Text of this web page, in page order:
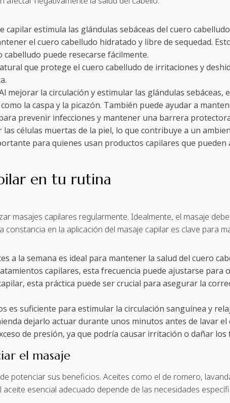
capilar estimula las glándulas sebáceas del cuero
el cuero cabelludo hidratado y libre de sequedad.
puede resecarse fácilmente.
que protege el cuero cabelludo de irritaciones y
mejorar la circulación y estimular las glándulas sebáceas,
la caspa y la picazón. También puede ayudar a
prevenir infecciones y mantener una barrera
células muertas de la piel, lo que contribuye a un
para quienes usan productos capilares que
en tu rutina
masajes capilares regularmente. Idealmente, el masaje
en la aplicación del masaje capilar es clave para
a la semana es ideal para mantener la salud del cuero
capilares, esta frecuencia puede ajustarse para
esta práctica puede ser crucial para asegurar la
es suficiente para estimular la circulación sanguínea y
dejarlo actuar durante unos minutos antes de lavar
de presión, ya que podría causar irritación o dañar los
el masaje
potenciar sus beneficios. Aceites como el de romero,
esencial adecuado depende de las necesidades